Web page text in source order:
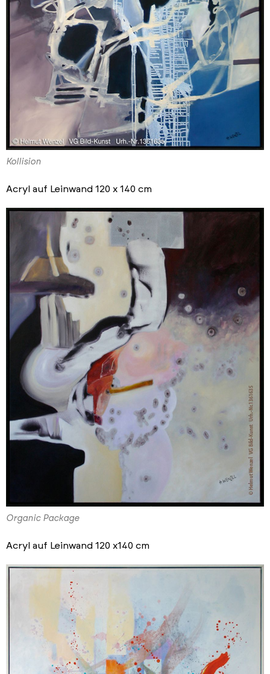
Kollision
Acryl auf Leinwand 120 x 140 cm
Organic Package
Acryl auf Leinwand 120 x140 cm